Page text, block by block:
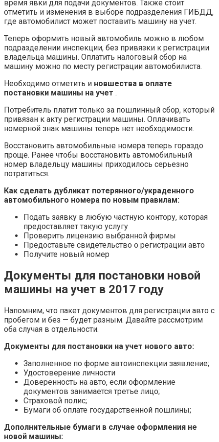
время явки для подачи документов. Также стоит
отметить и изменения в выборе подразделения ГИБДД,
где автомобилист может поставить машину на учет.
Теперь оформить новый автомобиль можно в любом
подразделении инспекции, без привязки к регистрации
владельца машины. Оплатить налоговый сбор на
машину можно по месту регистрации автомобилиста.
Необходимо отметить и новшества в оплате
постановки машины на учет .
Потребитель платит только за пошлинный сбор, который
привязан к акту регистрации машины. Оплачивать
номерной знак машины теперь нет необходимости.
Восстановить автомобильные номера теперь гораздо
проще. Ранее чтобы восстановить автомобильный
номер владельцу машины приходилось серьезно
потратиться.
Как сделать дубликат потерянного/украденного
автомобильного номера по новым правилам:
Подать заявку в любую частную контору, которая
предоставляет такую услугу
Проверить лицензию выбранной фирмы
Предоставьте свидетельство о регистрации авто
Получите новый номер
Документы для постановки новой
машины на учет в 2017 году
Напомним, что пакет документов для регистрации авто с
пробегом и без — будет разным. Давайте рассмотрим
оба случая в отдельности.
Документы для постановки на учет нового авто:
Заполненное по форме автоинспекции заявление;
Удостоверение личности
Доверенность на авто, если оформление
документов занимается третье лицо;
Страховой полис;
Бумаги об оплате государственной пошлины;
Дополнительные бумаги в случае оформления не
новой машины: